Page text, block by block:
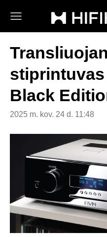
stiprintuvas
Black
2025 m. kov. 24 d. 11:48